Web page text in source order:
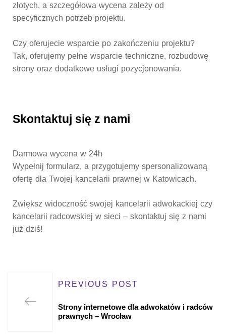
złotych, a szczegółowa wycena zależy od
specyficznych potrzeb projektu.
Czy oferujecie wsparcie po zakończeniu projektu?
Tak, oferujemy pełne wsparcie techniczne, rozbudowę
strony oraz dodatkowe usługi pozycjonowania.
Skontaktuj się z nami
Darmowa wycena w 24h
Wypełnij formularz, a przygotujemy spersonalizowaną
ofertę dla Twojej kancelarii prawnej w Katowicach.
Zwiększ widoczność swojej kancelarii adwokackiej czy
kancelarii radcowskiej w sieci – skontaktuj się z nami
już dziś!
PREVIOUS POST
Strony internetowe dla adwokatów i radców
prawnych – Wrocław